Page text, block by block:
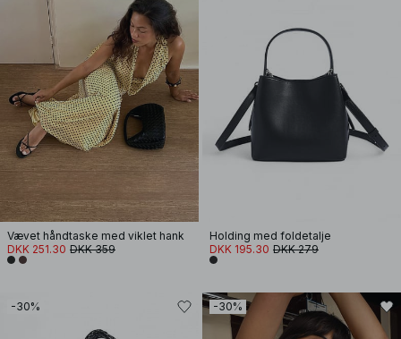
Vævet håndtaske med viklet hank
DKK 251.30 DKK 359
Holding med foldetalje
DKK 195.30 DKK 279
-30% -30%